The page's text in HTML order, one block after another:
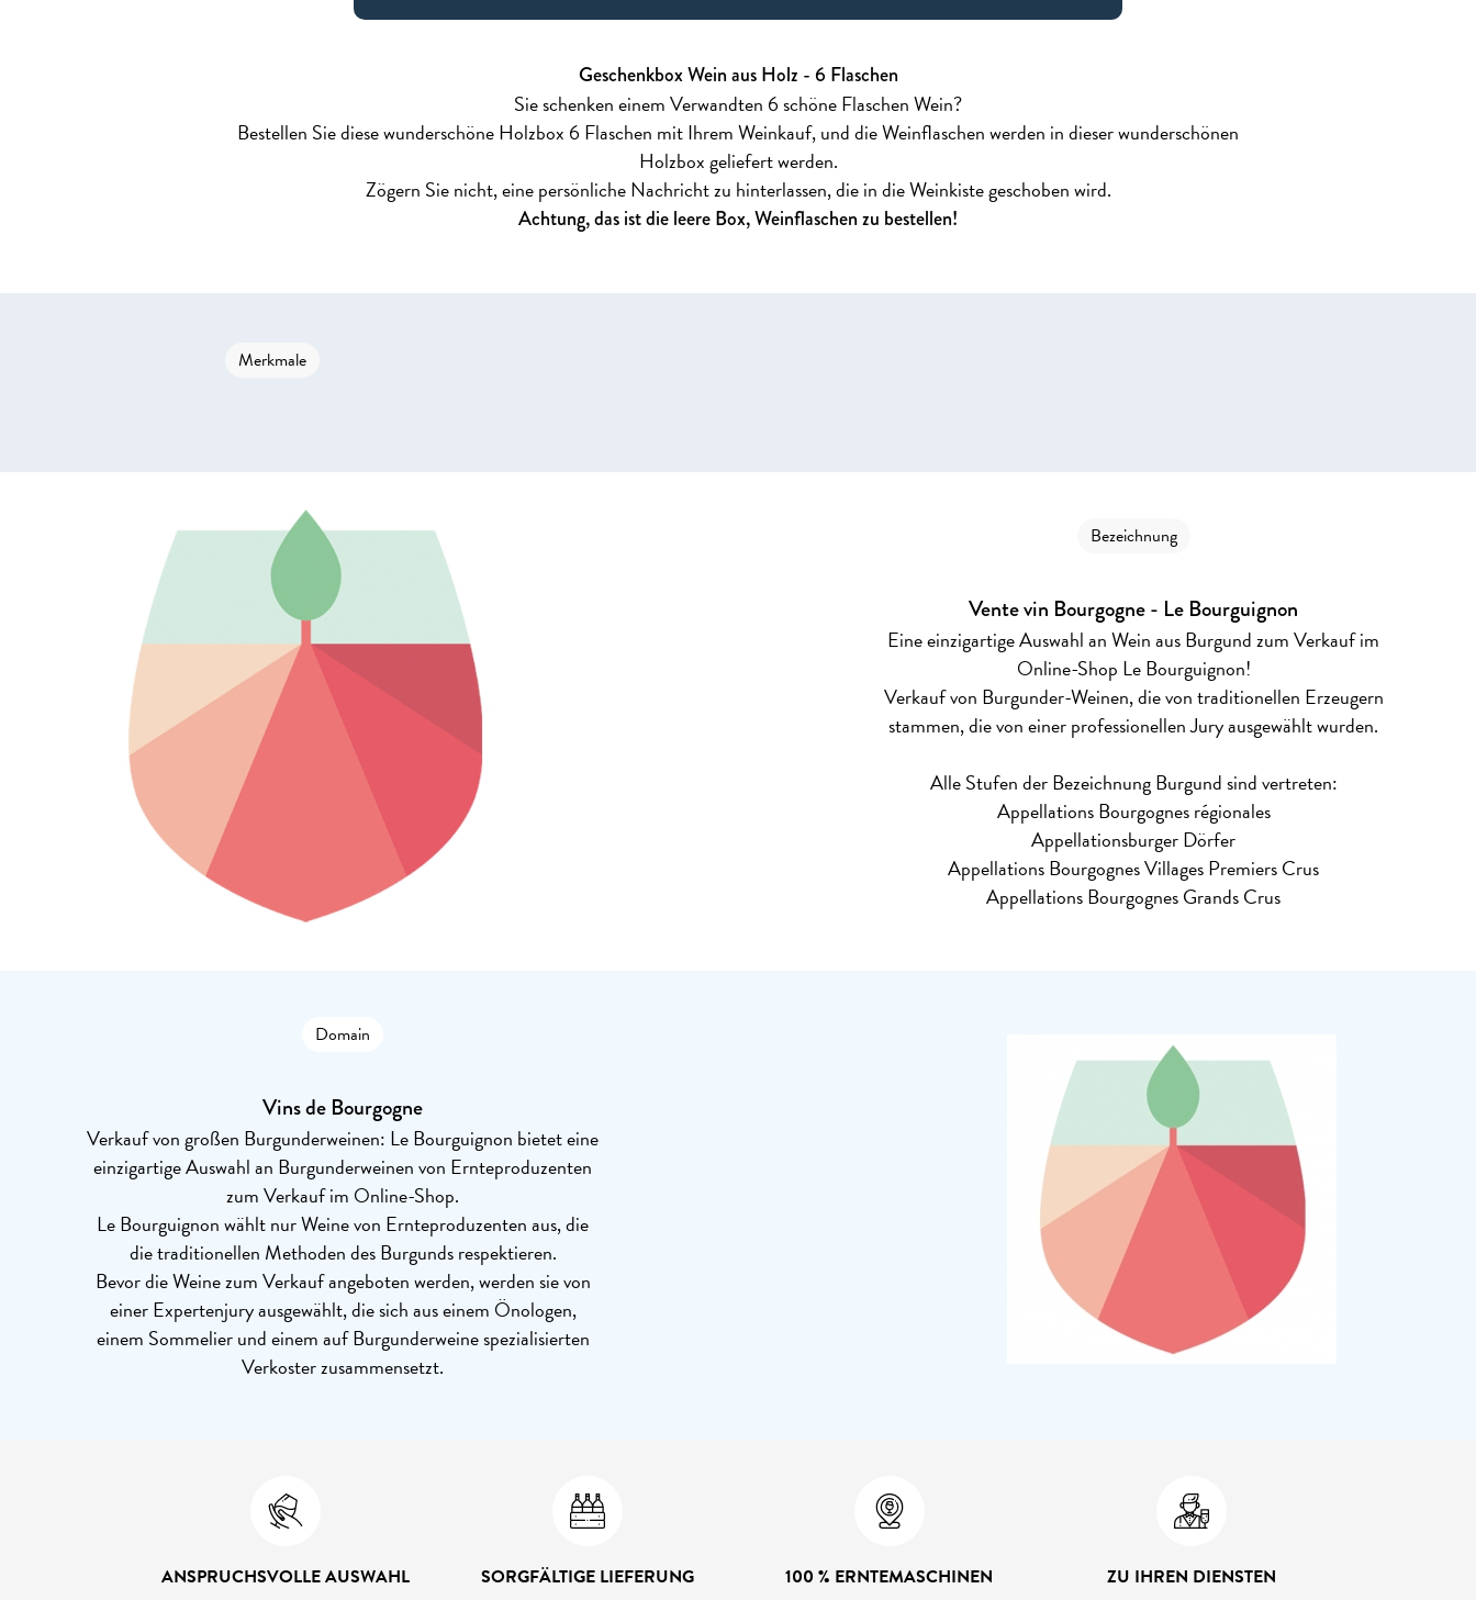
Geschenkbox Wein aus Holz - 6 Flaschen
Sie schenken einem Verwandten 6 schöne Flaschen Wein?
Bestellen Sie diese wunderschöne Holzbox 6 Flaschen mit Ihrem Weinkauf, und die Weinflaschen werden in dieser wunderschönen
Holzbox geliefert werden.
Zögern Sie nicht, eine persönliche Nachricht zu hinterlassen, die in die Weinkiste geschoben wird.
Achtung, das ist die leere Box, Weinflaschen zu bestellen!
Merkmale
Bezeichnung
Vente vin Bourgogne - Le Bourguignon
Eine einzigartige Auswahl an Wein aus Burgund zum Verkauf im
Online-Shop Le Bourguignon!
Verkauf von Burgunder-Weinen, die von traditionellen Erzeugern
stammen, die von einer professionellen Jury ausgewählt wurden.
Alle Stufen der Bezeichnung Burgund sind vertreten:
Appellations Bourgognes régionales
Appellationsburger Dörfer
Appellations Bourgognes Villages Premiers Crus
Appellations Bourgognes Grands Crus
Domain
Vins de Bourgogne
Verkauf von großen Burgunderweinen: Le Bourguignon bietet eine
einzigartige Auswahl an Burgunderweinen von Ernteproduzenten
zum Verkauf im Online-Shop.
Le Bourguignon wählt nur Weine von Ernteproduzenten aus, die
die traditionellen Methoden des Burgunds respektieren.
Bevor die Weine zum Verkauf angeboten werden, werden sie von
einer Expertenjury ausgewählt, die sich aus einem Önologen,
einem Sommelier und einem auf Burgunderweine spezialisierten
Verkoster zusammensetzt.
ANSPRUCHSVOLLE AUSWAHL SORGFÄLTIGE LIEFERUNG 100 % ERNTEMASCHINEN ZU IHREN DIENSTEN